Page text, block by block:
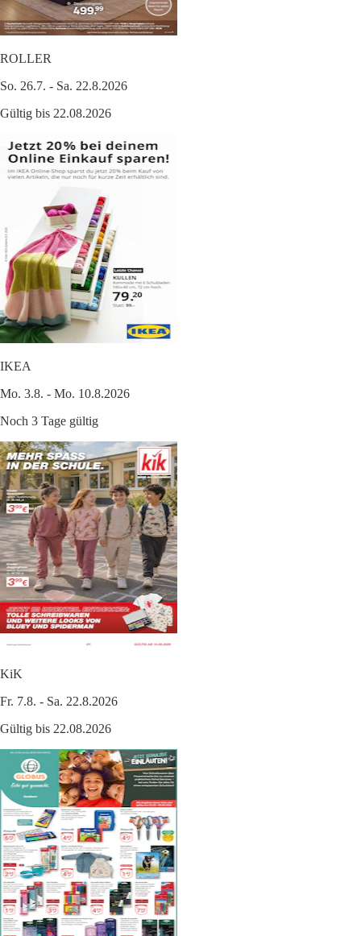
ROLLER
So. 26.7. - Sa. 22.8.2026
Gültig bis 22.08.2026
IKEA
Mo. 3.8. - Mo. 10.8.2026
Noch 3 Tage gültig
KiK
Fr. 7.8. - Sa. 22.8.2026
Gültig bis 22.08.2026